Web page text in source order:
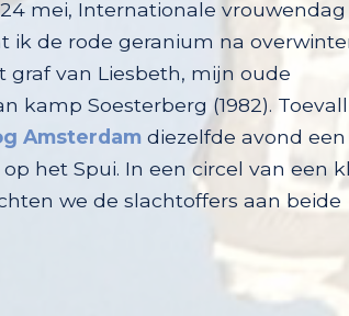
mei, Internationale vrouwendag
ik de rode geranium na
graf van Liesbeth, mijn
kamp Soesterberg (1982).
Amsterdam diezelfde avond een
vredesmanifestatie op het Spui. In een circel van een kleine
25 diameter, herdachten we de slachtoffers aan beide